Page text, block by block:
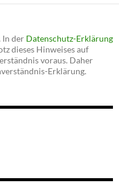
In der Datenschutz-Erklärung
dieses Hinweises auf
voraus. Daher
Erklärung.